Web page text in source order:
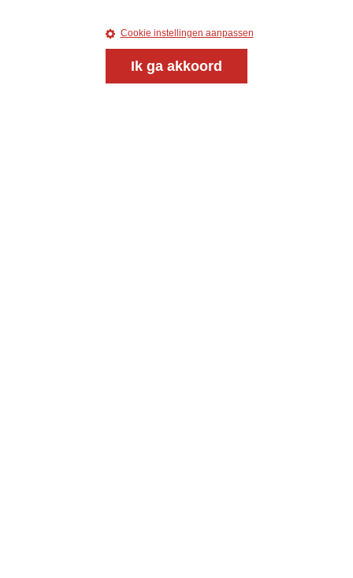
Cookie instellingen aanpassen
Ik ga akkoord